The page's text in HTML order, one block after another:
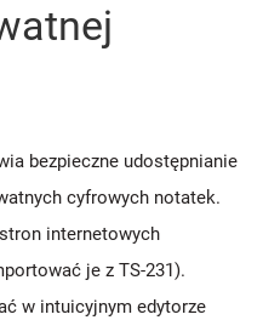
bezpieczne udostępnianie
cyfrowych notatek.
internetowych
je z TS-231).
w intuicyjnym edytorze